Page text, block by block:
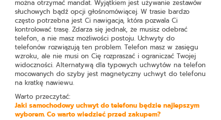
można otrzymać mandat. Wyjątkiem jest używanie zestawów
słuchowych bądź opcji głośnomówiącej. W trasie bardzo
często potrzebna jest Ci nawigacja, która pozwala Ci
kontrolować trasę. Zdarza się jednak, że musisz odebrać
telefon, a nie masz możliwości postoju. Uchwyty do
telefonów rozwiązują ten problem. Telefon masz w zasięgu
wzroku, ale nie musi on Cię rozpraszać i ograniczać Twojej
widoczności. Alternatywą dla typowych uchwytów na telefon
mocowanych do szyby jest magnetyczny uchwyt do telefonu
na kratkę nawiewu.
Warto przeczytać:
Jaki samochodowy uchwyt do telefonu będzie najlepszym
wyborem. Co warto wiedzieć przed zakupem?